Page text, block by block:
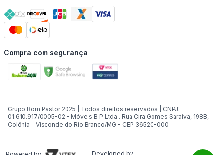
Compra com segurança
Grupo Bom Pastor 2025 | Todos direitos reservados | CNPJ:
01.610.917/0005-02 - Móveis B P Ltda . Rua Cira Gomes Saraiva, 198B,
Colônia - Visconde do Rio Branco/MG - CEP 36520-000
Developed by